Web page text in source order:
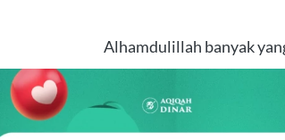
Alhamdulillah banyak